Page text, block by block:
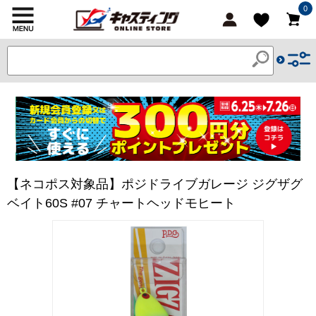
0
【ネコポス対象品】ポジドライブガレージ ジグザグ
ベイト60S #07 チャートヘッドモヒート